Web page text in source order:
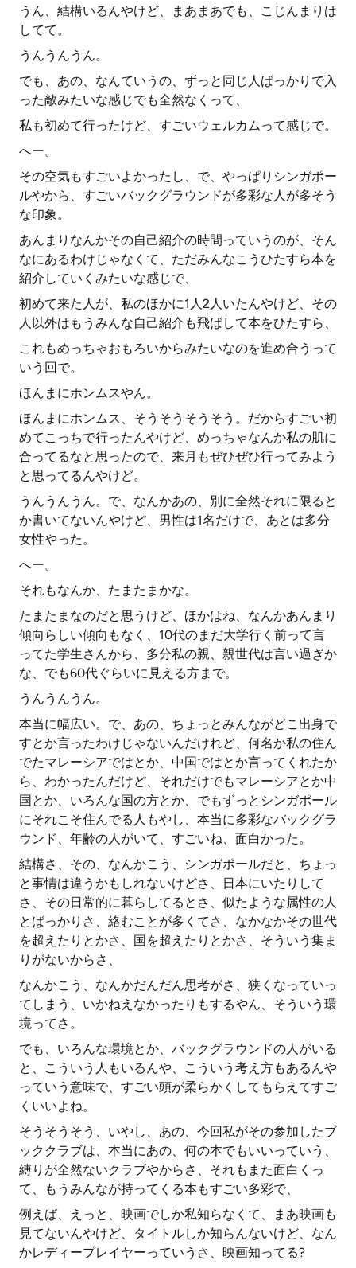
うん、結構いるんやけど、まあまあでも、こじんまりは
してて。
うんうんうん。
でも、あの、なんていうの、ずっと同じ人ばっかりで入
った敵みたいな感じでも全然なくって、
私も初めて行ったけど、すごいウェルカムって感じで。
へー。
その空気もすごいよかったし、で、やっぱりシンガポー
ルやから、すごいバックグラウンドが多彩な人が多そう
な印象。
あんまりなんかその自己紹介の時間っていうのが、そん
なにあるわけじゃなくて、ただみんなこうひたすら本を
紹介していくみたいな感じで、
初めて来た人が、私のほかに1人2人いたんやけど、その
人以外はもうみんな自己紹介も飛ばして本をひたすら、
これもめっちゃおもろいからみたいなのを進め合うって
いう回で。
ほんまにホンムスやん。
ほんまにホンムス、そうそうそうそう。だからすごい初
めてこっちで行ったんやけど、めっちゃなんか私の肌に
合ってるなと思ったので、来月もぜひぜひ行ってみよう
と思ってるんやけど。
うんうんうん。で、なんかあの、別に全然それに限ると
か書いてないんやけど、男性は1名だけで、あとは多分
女性やった。
へー。
それもなんか、たまたまかな。
たまたまなのだと思うけど、ほかはね、なんかあんまり
傾向らしい傾向もなく、10代のまだ大学行く前って言
ってた学生さんから、多分私の親、親世代は言い過ぎか
な、でも60代ぐらいに見える方まで。
うんうんうん。
本当に幅広い。で、あの、ちょっとみんながどこ出身で
すとか言ったわけじゃないんだけれど、何名か私の住ん
でたマレーシアではとか、中国ではとか言ってくれたか
ら、わかったんだけど、それだけでもマレーシアとか中
国とか、いろんな国の方とか、でもずっとシンガポール
にそれこそ住んでる人もやし、本当に多彩なバックグラ
ウンド、年齢の人がいて、すごいね、面白かった。
結構さ、その、なんかこう、シンガポールだと、ちょっ
と事情は違うかもしれないけどさ、日本にいたりして
さ、その日常的に暮らしてるとさ、似たような属性の人
とばっかりさ、絡むことが多くてさ、なかなかその世代
を超えたりとかさ、国を超えたりとかさ、そういう集ま
りがないからさ、
なんかこう、なんかだんだん思考がさ、狭くなっていっ
てしまう、いかねえなかったりもするやん、そういう環
境ってさ。
でも、いろんな環境とか、バックグラウンドの人がいる
と、こういう人もいるんや、こういう考え方もあるんや
っていう意味で、すごい頭が柔らかくしてもらえてすご
くいいよね。
そうそうそう、いやし、あの、今回私がその参加したブ
ッククラブは、本当にあの、何の本でもいいっていう、
縛りが全然ないクラブやからさ、それもまた面白くっ
て、もうみんなが持ってくる本もすごい多彩で、
例えば、えっと、映画でしか私知らなくて、まあ映画も
見てないんやけど、タイトルしか知らんないけど、なん
かレディープレイヤーっていうさ、映画知ってる?